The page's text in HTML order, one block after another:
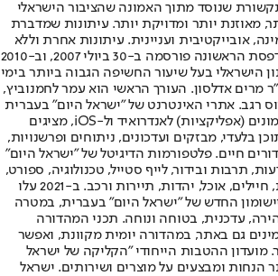
שנוסד מתוך האמונה שהציבור הישראלי
מאוזנת יותר ומדויקת יותר. עיתונות שמדברת
אובייקטיבית ועניינית. עיתונות אחרת וללא
תשלום. המהדורה המודפסת הראשונה פורסמה ב-30 ביולי 2007, וב-2010
הישראלי בעל שיעור החשיפה הגבוה ביותר בימי
מרים אדלסון. העורך הראשי הוא עמר לחמנוביץ,
רגב. אתרי האינטרנט של "ישראל היום" בעברית
ובאנגלית, כמו כן היישומונים (אפליקציות) לאנדרואיד ול-iOS, מציגים
בלעדי, מבזקים ועדכונים, ניתוחים ופרשנויות,
חיים. פלטפורמות הדיגיטל של "ישראל היום"
תרבות ובידור, לייף סטייל, טכנולוגיה, ספורט,
כלכלה וצרכנות, בריאות, חיילים, אוכל, יהדות, תיירות ורכב. ב-2021 עלו
החדש של "ישראל היום" בעברית, במטרה
עדכנית, בטוחה ונוחה. תכני המהדורה
גם באתר, במהדורה יומית מקוונת, ואפשר
מועדון ההטבות הייחודי "הקליקה של ישראל
הנחות ומבצעים על מוצרים ושירותים. ישראל